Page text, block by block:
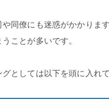
同僚にも迷惑がかかりま
ことが多いです。
としては以下を頭に入れ